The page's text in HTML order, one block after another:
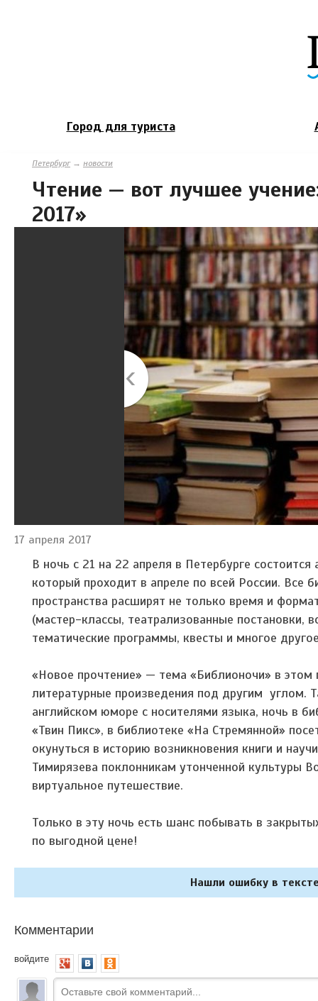
Город для туриста
Петербург→ новости
Чтение — вот лучшее
2017»
17 апреля 2017
В ночь с 21 на 22 апреля в Петербурге
который проходит в апреле по всей России. Все
пространства расширят не только время и
(мастер-классы, театрализованные постановки,
тематические программы, квесты и многое
«Новое прочтение» — тема «Библионочи» в этом
литературные произведения под другим углом.
английском юморе с носителями языка, ночь в
«Твин Пикс», в библиотеке «На Стремянной»
окунуться в историю возникновения книги и
Тимирязева поклонникам утонченной культуры
виртуальное путешествие.
Только в эту ночь есть шанс побывать в
по выгодной цене!
Нашли ошибку в
Комментарии
войдите